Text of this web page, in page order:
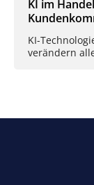
KI im
KI-
verändern